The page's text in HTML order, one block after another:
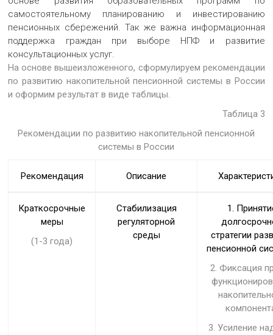
самостоятельному планированию и инвестированию
пенсионных сбережений. Так же важна информационная
поддержка граждан при выборе НПФ и развитие
консультационных услуг.
На основе вышеизложенного, сформулируем рекомендации
по развитию накопительной пенсионной системы в России
и оформим результат в виде таблицы.
Таблица 3
Рекомендации по развитию накопительной пенсионной
системы в России
Рекомендация Описание
Краткосрочные
меры
(1-3 года)
Стабилизация
регуляторной
среды
1.
стратегии
пенсионной
2. Фиксация
3. Усиление